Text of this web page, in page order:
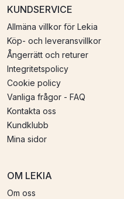
KUNDSERVICE
Allmäna villkor för Lekia
Köp- och leveransvillkor
Ångerrätt och returer
Integritetspolicy
Cookie policy
Vanliga frågor - FAQ
Kontakta oss
Kundklubb
Mina sidor
OM LEKIA
Om oss